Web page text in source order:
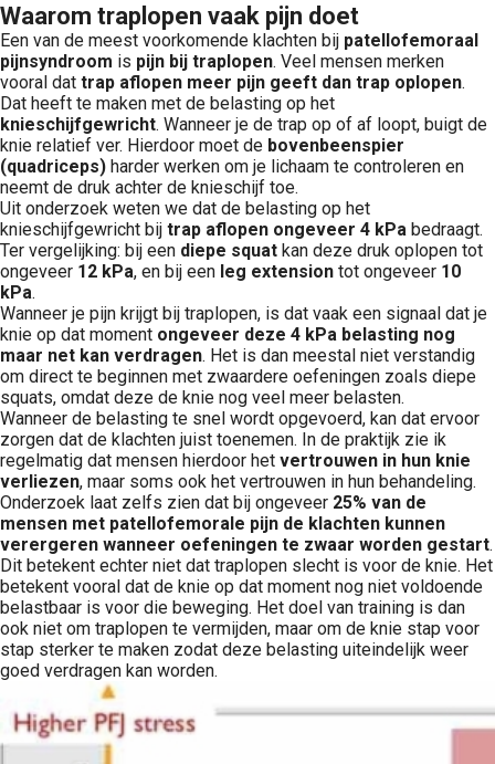
Waarom traplopen vaak pijn doet
Een van de meest voorkomende klachten bij patellofemoraal
pijnsyndroom is pijn bij traplopen. Veel mensen merken
vooral dat trap aflopen meer pijn geeft dan trap oplopen.
Dat heeft te maken met de belasting op het
knieschijfgewricht. Wanneer je de trap op of af loopt, buigt de
knie relatief ver. Hierdoor moet de bovenbeenspier
(quadriceps) harder werken om je lichaam te controleren en
neemt de druk achter de knieschijf toe.
Uit onderzoek weten we dat de belasting op het
knieschijfgewricht bij trap aflopen ongeveer 4 kPa bedraagt.
Ter vergelijking: bij een diepe squat kan deze druk oplopen tot
ongeveer 12 kPa, en bij een leg extension tot ongeveer 10
kPa.
Wanneer je pijn krijgt bij traplopen, is dat vaak een signaal dat je
knie op dat moment ongeveer deze 4 kPa belasting nog
maar net kan verdragen. Het is dan meestal niet verstandig
om direct te beginnen met zwaardere oefeningen zoals diepe
squats, omdat deze de knie nog veel meer belasten.
Wanneer de belasting te snel wordt opgevoerd, kan dat ervoor
zorgen dat de klachten juist toenemen. In de praktijk zie ik
regelmatig dat mensen hierdoor het vertrouwen in hun knie
verliezen, maar soms ook het vertrouwen in hun behandeling.
Onderzoek laat zelfs zien dat bij ongeveer 25% van de
mensen met patellofemorale pijn de klachten kunnen
verergeren wanneer oefeningen te zwaar worden gestart.
Dit betekent echter niet dat traplopen slecht is voor de knie. Het
betekent vooral dat de knie op dat moment nog niet voldoende
belastbaar is voor die beweging. Het doel van training is dan
ook niet om traplopen te vermijden, maar om de knie stap voor
stap sterker te maken zodat deze belasting uiteindelijk weer
goed verdragen kan worden.